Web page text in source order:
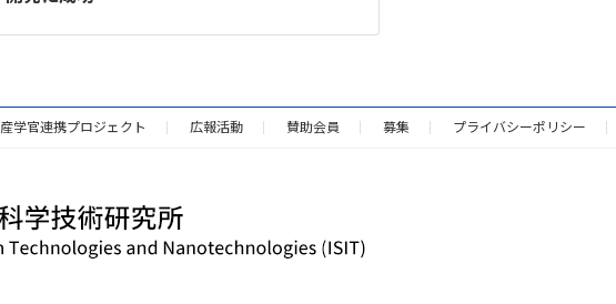
産学官連携プロジェクト 広報活動 賛助会員 募集 プライバシーポリシー